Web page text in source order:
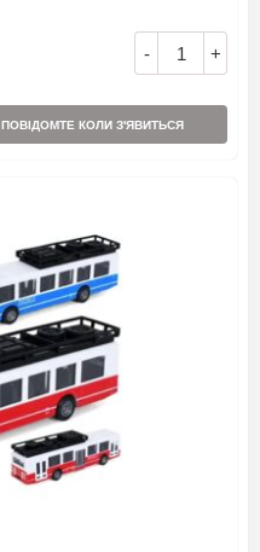
- +
ПОВІДОМТЕ КОЛИ З'ЯВИТЬСЯ